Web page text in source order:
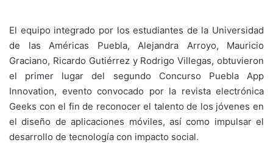
El equipo integrado por los estudiantes de la Universidad
de las Américas Puebla, Alejandra Arroyo, Mauricio
Graciano, Ricardo Gutiérrez y Rodrigo Villegas, obtuvieron
el primer lugar del segundo Concurso Puebla App
Innovation, evento convocado por la revista electrónica
Geeks con el fin de reconocer el talento de los jóvenes en
el diseño de aplicaciones móviles, así como impulsar el
desarrollo de tecnología con impacto social.